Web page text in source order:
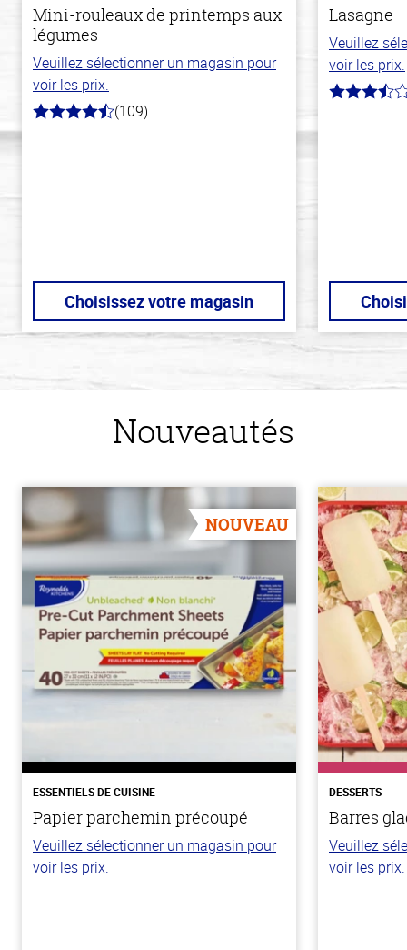
Mini-rouleaux de printemps aux
légumes
Veuillez sélectionner un magasin pour
voir les prix.
4.8
(109)
Choisissez votre magasin
Lasagne
Veuillez
voir les prix.
3.8
Nouveautés
NOUVEAU
ESSENTIELS DE CUISINE
Papier parchemin précoupé
Veuillez sélectionner un magasin pour
voir les prix.
DESSERTS
Barres
Veuillez
voir les prix.